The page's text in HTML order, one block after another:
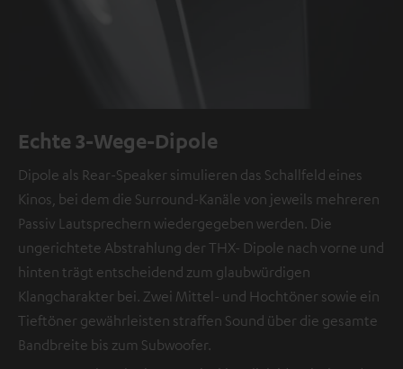
Echte 3-Wege-Dipole
Dipole als Rear-Speaker simulieren das Schallfeld eines
Kinos, bei dem die Surround-Kanäle von jeweils mehreren
Passiv Lautsprechern wiedergegeben werden. Die
ungerichtete Abstrahlung der THX- Dipole nach vorne und
hinten trägt entscheidend zum glaubwürdigen
Klangcharakter bei. Zwei Mittel- und Hochtöner sowie ein
Tieftöner gewährleisten straffen Sound über die gesamte
Bandbreite bis zum Subwoofer.